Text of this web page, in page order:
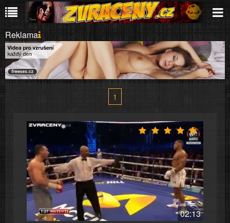
Reklama
1
02:13